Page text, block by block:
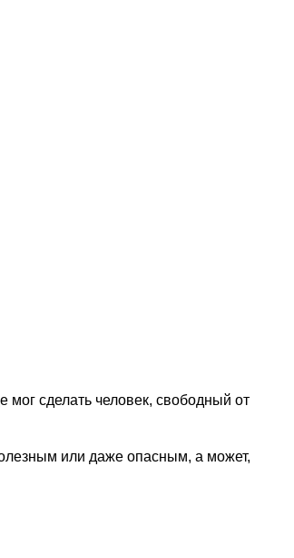
сделать человек, свободный от
или даже опасным, а может,